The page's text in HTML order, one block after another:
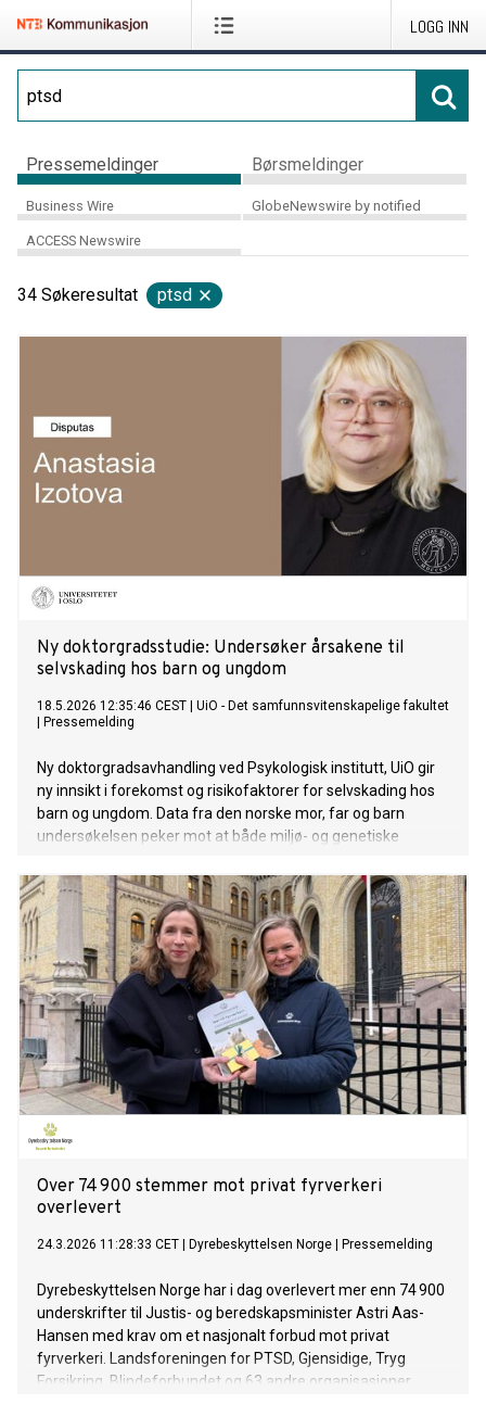
LOGG INN
Pressemeldinger Børsmeldinger
Business Wire GlobeNewswire by notified
ACCESS Newswire
34 Søkeresultat ptsd
Ny doktorgradsstudie: Undersøker årsakene til
selvskading hos barn og ungdom
18.5.2026 12:35:46 CEST
UiO - Det samfunnsvitenskapelige fakultet
Pressemelding
Ny doktorgradsavhandling ved Psykologisk institutt, UiO gir
ny innsikt i forekomst og risikofaktorer for selvskading hos
barn og ungdom. Data fra den norske mor, far og barn
undersøkelsen peker mot at både miljø- og genetiske
ungdom.
Over 74 900 stemmer mot privat fyrverkeri
overlevert
24.3.2026 11:28:33 CET Dyrebeskyttelsen Norge Pressemelding
Dyrebeskyttelsen Norge har i dag overlevert mer enn 74 900
underskrifter til Justis- og beredskapsminister Astri Aas-
Hansen med krav om et nasjonalt forbud mot privat
fyrverkeri. Landsforeningen for PTSD, Gjensidige, Tryg
Forsikring, Blindeforbundet og 63 andre organisasjoner